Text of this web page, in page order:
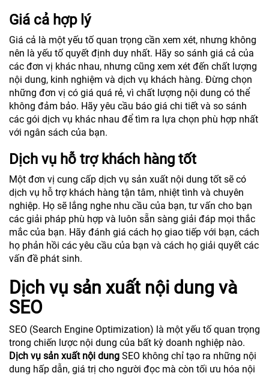
Giá cả hợp lý
Giá cả là một yếu tố quan trọng cần xem xét, nhưng không
nên là yếu tố quyết định duy nhất. Hãy so sánh giá cả của
các đơn vị khác nhau, nhưng cũng xem xét đến chất lượng
nội dung, kinh nghiệm và dịch vụ khách hàng. Đừng chọn
những đơn vị có giá quá rẻ, vì chất lượng nội dung có thể
không đảm bảo. Hãy yêu cầu báo giá chi tiết và so sánh
các gói dịch vụ khác nhau để tìm ra lựa chọn phù hợp nhất
với ngân sách của bạn.
Dịch vụ hỗ trợ khách hàng tốt
Một đơn vị cung cấp dịch vụ sản xuất nội dung tốt sẽ có
dịch vụ hỗ trợ khách hàng tận tâm, nhiệt tình và chuyên
nghiệp. Họ sẽ lắng nghe nhu cầu của bạn, tư vấn cho bạn
các giải pháp phù hợp và luôn sẵn sàng giải đáp mọi thắc
mắc của bạn. Hãy đánh giá cách họ giao tiếp với bạn, cách
họ phản hồi các yêu cầu của bạn và cách họ giải quyết các
vấn đề phát sinh.
Dịch vụ sản xuất nội dung và
SEO
SEO (Search Engine Optimization) là một yếu tố quan trọng
trong chiến lược nội dung của bất kỳ doanh nghiệp nào.
Dịch vụ sản xuất nội dung SEO không chỉ tạo ra những nội
dung hấp dẫn, giá trị cho người đọc mà còn tối ưu hóa nội